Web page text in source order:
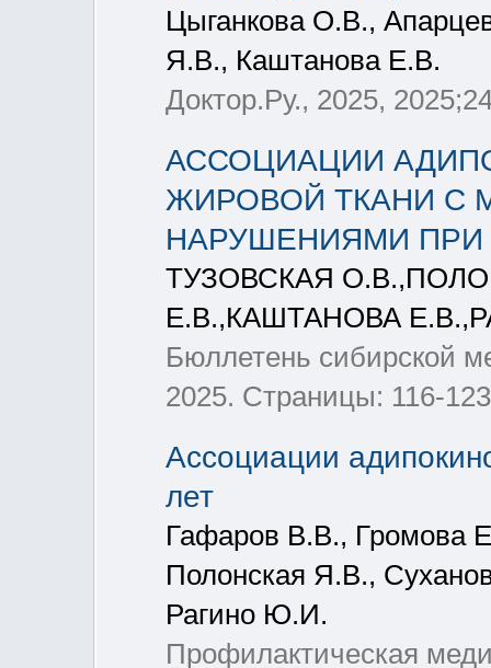
Цыганкова О.В.,
Я.В., Каштанова Е.В.
Доктор.Ру., 2025,
АССОЦИАЦИИ
ЖИРОВОЙ ТКАНИ С
НАРУШЕНИЯМИ
ТУЗОВСКАЯ
Е.В.,КАШТАНОВА
Бюллетень сибирской
2025. Страницы: 116-123
Ассоциации
лет
Гафаров В.В., Громова
Полонская Я.В.,
Рагино Ю.И.
Профилактическая